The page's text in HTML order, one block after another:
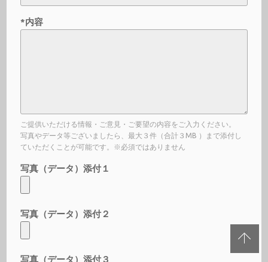
*内容
ご提供いただける情報・ご意見・ご要望の内容をご入力ください。
写真やデータ等ございましたら、最大３件（合計３MB ）まで添付し
ていただくことが可能です。※必須ではありません
写真（データ）添付１
写真（データ）添付２
写真（データ）添付３